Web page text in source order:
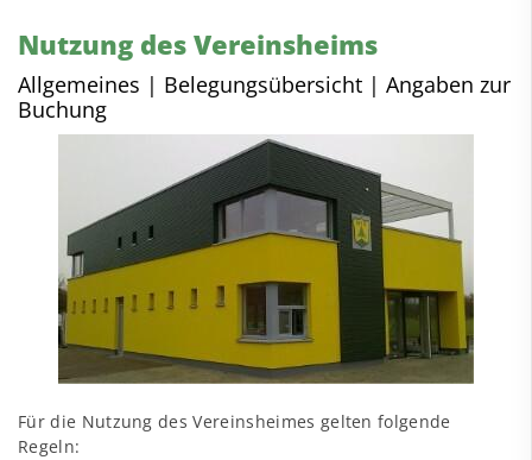
Nutzung des Vereinsheims
Allgemeines | Belegungsübersicht | Angaben zur
Buchung
Für die Nutzung des Vereinsheimes gelten folgende
Regeln: